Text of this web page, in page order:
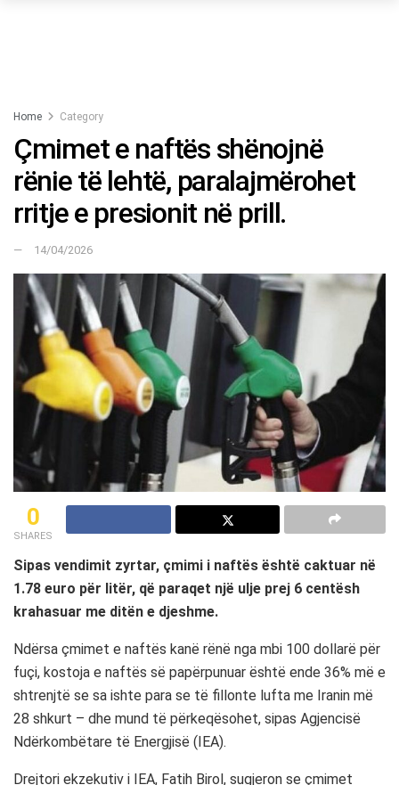
Home Category
Çmimet e naftës shënojnë
rënie të lehtë, paralajmërohet
rritje e presionit në prill.
14/04/2026
0
SHARES
Sipas vendimit zyrtar, çmimi i naftës është caktuar në
1.78 euro për litër, që paraqet një ulje prej 6 centësh
krahasuar me ditën e djeshme.
Ndërsa çmimet e naftës kanë rënë nga mbi 100 dollarë për
fuçi, kostoja e naftës së papërpunuar është ende 36% më e
shtrenjtë se sa ishte para se të fillonte lufta me Iranin më
28 shkurt – dhe mund të përkeqësohet, sipas Agjencisë
Ndërkombëtare të Energjisë (IEA).
Drejtori ekzekutiv i IEA, Fatih Birol, sugjeron se çmimet